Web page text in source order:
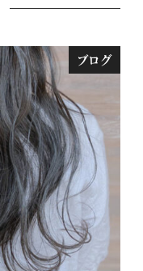
ブログ